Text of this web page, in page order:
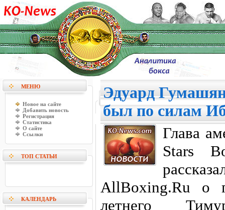
МЕНЮ
Новое на сайте
Добавить новость
Регистрация
Статистика
О сайте
Ссылки
ТОП СТАТЬИ
КАЛЕНДАРЬ
Эдуард
был по силам
Глава
Stars
AllBoxing.Ru о
летнего